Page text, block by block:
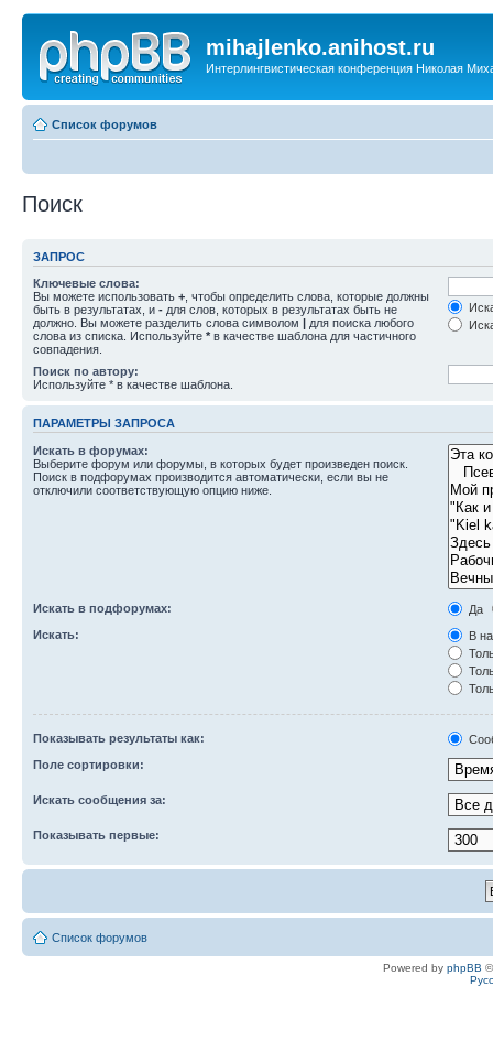
mihajlenko.anihost.ru
Интерлингвистическая конференция Николая
Список форумов
Поиск
ЗАПРОС
Ключевые слова:
Вы можете использовать + , чтобы определить слова, которые должны
быть в результатах, и - для слов, которых в результатах быть не
должно. Вы можете разделить слова символом | для поиска любого
слова из списка. Используйте * в качестве шаблона для частичного
совпадения.
Поиск по автору:
Используйте * в качестве шаблона.
ПАРАМЕТРЫ ЗАПРОСА
Искать в форумах:
Выберите форум или форумы, в которых будет произведен поиск.
Поиск в подфорумах производится автоматически, если вы не
отключили соответствующую опцию ниже.
Искать в подфорумах:
Да
Искать:
В
Показывать результаты как:
Поле сортировки:
Искать сообщения за:
Показывать первые:
Список форумов
Powered by phpBB